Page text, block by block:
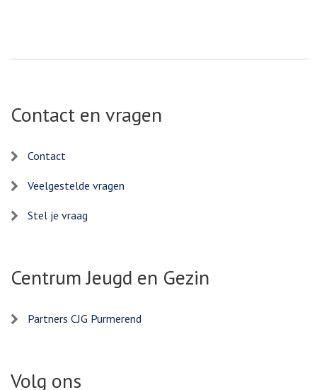
Contact en vragen
Contact
Veelgestelde vragen
Stel je vraag
Centrum Jeugd en Gezin
Partners CJG Purmerend
Volg ons